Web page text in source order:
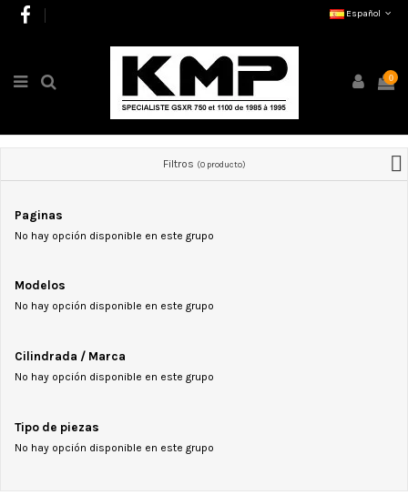
Español
0
Filtros (0 producto)
Paginas
No hay opción disponible en este grupo
Modelos
No hay opción disponible en este grupo
Cilindrada / Marca
No hay opción disponible en este grupo
Tipo de piezas
No hay opción disponible en este grupo